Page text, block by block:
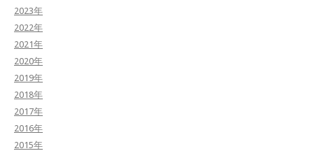
2023年
2022年
2021年
2020年
2019年
2018年
2017年
2016年
2015年